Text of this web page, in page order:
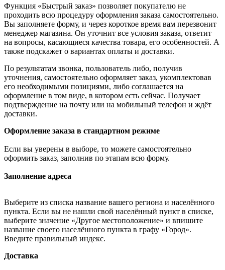
Функция «Быстрый заказ» позволяет покупателю не
проходить всю процедуру оформления заказа самостоятельно.
Вы заполняете форму, и через короткое время вам перезвонит
менеджер магазина. Он уточнит все условия заказа, ответит
на вопросы, касающиеся качества товара, его особенностей. А
также подскажет о вариантах оплаты и доставки.
По результатам звонка, пользователь либо, получив
уточнения, самостоятельно оформляет заказ, укомплектовав
его необходимыми позициями, либо соглашается на
оформление в том виде, в котором есть сейчас. Получает
подтверждение на почту или на мобильный телефон и ждёт
доставки.
Оформление заказа в стандартном режиме
Если вы уверены в выборе, то можете самостоятельно
оформить заказ, заполнив по этапам всю форму.
Заполнение адреса
Выберите из списка название вашего региона и населённого
пункта. Если вы не нашли свой населённый пункт в списке,
выберите значение «Другое местоположение» и впишите
название своего населённого пункта в графу «Город».
Введите правильный индекс.
Доставка